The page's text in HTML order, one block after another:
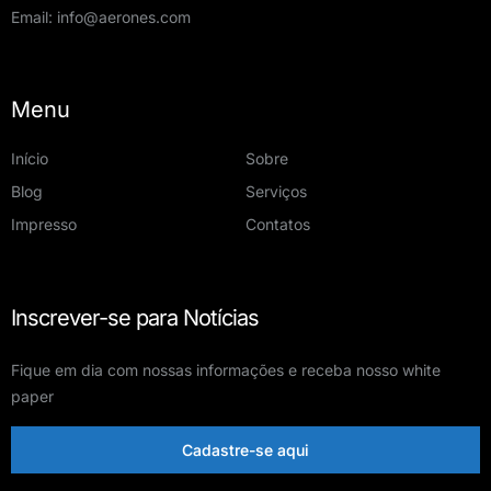
Email: info@aerones.com
Menu
Início
Sobre
Blog
Serviços
Impresso
Contatos
Inscrever-se para Notícias
Fique em dia com nossas informações e receba nosso white
paper
Cadastre-se aqui